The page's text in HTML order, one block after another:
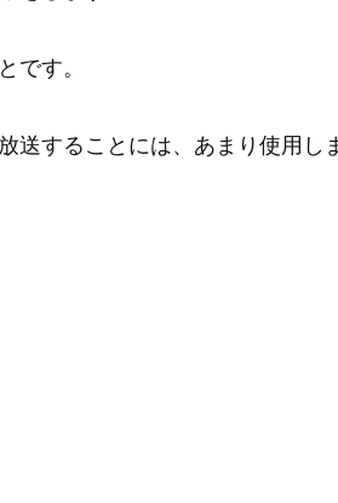
です。
送することには、あまり使用し